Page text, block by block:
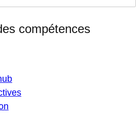
compétences